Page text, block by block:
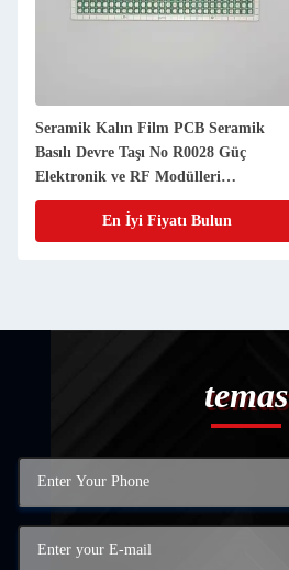
Seramik Kalın Film PCB Seramik
Basılı Devre Taşı No R0028 Güç
Elektronik ve RF Modülleri
Uygulamaları için İdeal Çözüm
En İyi Fiyatı Bulun
temas